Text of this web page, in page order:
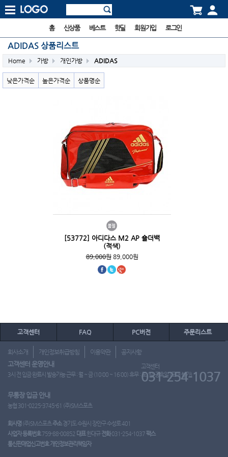
홈 신상품 베스트 핫딜 회원가입 로그인
ADIDAS 상품리스트
Home 가방 개인가방 ADIDAS
낮은가격순 높은가격순 상품명순
[53772] 아디다스 M2 AP 숄더백
(적색)
89,000원89,000원
고객센터 FAQ PC버전 주문리스트
회사소개 개인정보취급방침 이용약관 공지사항
고객센터 운영안내
3시 전 입금 완료시 발송가능 근무 : 월 ~ 금 (10:00 ~ 16:00) 휴무 : 토, 일, 공휴일 (도매 불가)
고객센터
031-254-1037
무통장 입금 안내
농협 301-0225-3745-61 (주)SM스포츠
회사명 (주)SM스포츠주소경기도 수원시 장안구 수성로 401
사업자 등록번호759-88-00852 대표한대규 전화031-254-1037팩스
통신판매업신고번호 개인정보관리책임자